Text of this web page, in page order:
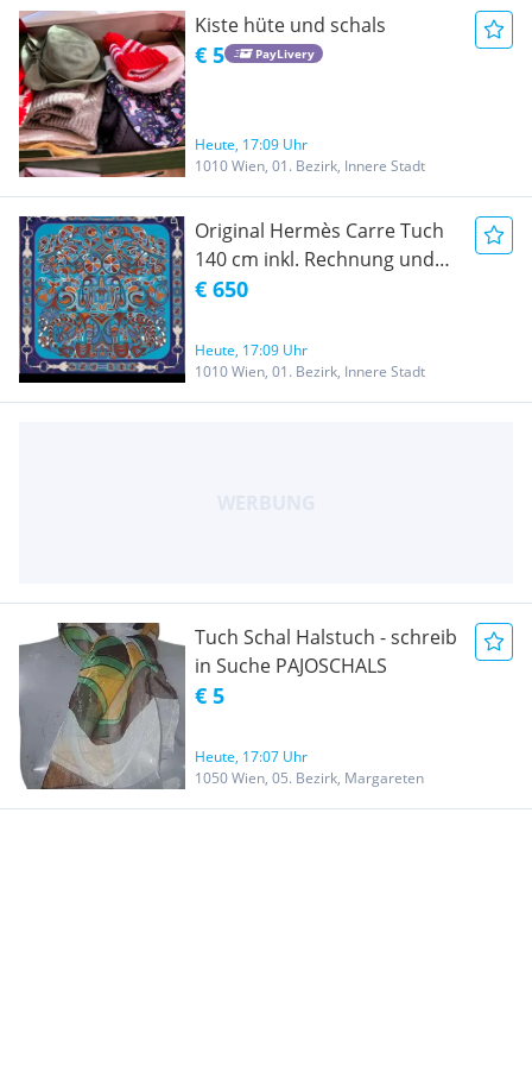
Kiste hüte und schals
€ 5 PayLivery
Heute, 17:09 Uhr
1010 Wien, 01. Bezirk, Innere Stadt
Original Hermès Carre Tuch
140 cm inkl. Rechnung und
Box
€ 650
Heute, 17:09 Uhr
1010 Wien, 01. Bezirk, Innere Stadt
Tuch Schal Halstuch - schreib
in Suche PAJOSCHALS
€ 5
Heute, 17:07 Uhr
1050 Wien, 05. Bezirk, Margareten